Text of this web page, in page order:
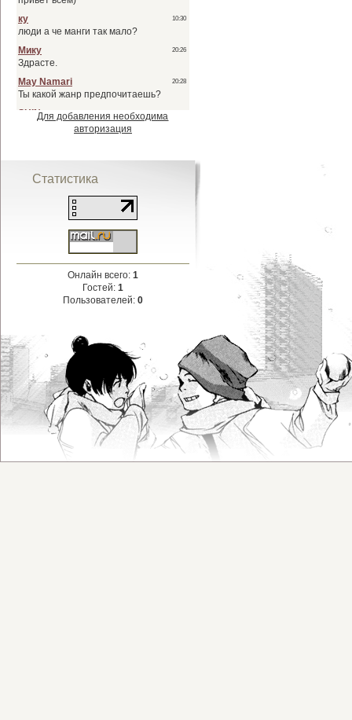
Для добавления необходима
авторизация
Статистика
Онлайн всего: 1
Гостей: 1
Пользователей: 0